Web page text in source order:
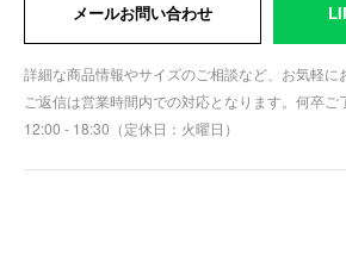
メールお問い合わせ
詳細な商品情報やサイズのご相談など、お気軽に
ご返信は営業時間内での対応となります。何卒ご
12:00 - 18:30（定休日：火曜日）